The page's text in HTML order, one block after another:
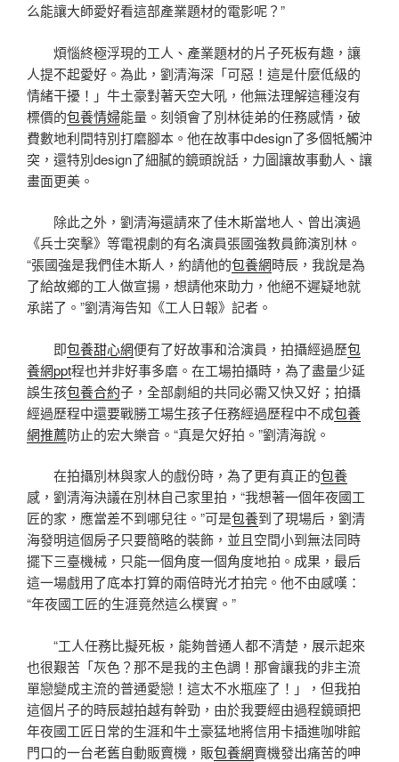
么能讓大師愛好看這部產業題材的電影呢？”
煩惱終極浮現的工人、產業題材的片子死板有趣，讓
人提不起愛好。為此，劉清海深「可惡！這是什麼低級的
情緒干擾！」牛土豪對著天空大吼，他無法理解這種沒有
標價的包養情婦能量。刻領會了別林徒弟的任務感情，破
費數地利間特別打磨腳本。他在故事中design了多個牴觸沖
突，還特別design了細膩的鏡頭說話，力圖讓故事動人、讓
畫面更美。
除此之外，劉清海還請來了佳木斯當地人、曾出演過
《兵士突擊》等電視劇的有名演員張國強教員飾演別林。
“張國強是我們佳木斯人，約請他的包養網時辰，我說是為
了給故鄉的工人做宣揚，想請他來助力，他絕不遲疑地就
承諾了。”劉清海告知《工人日報》記者。
即包養甜心網便有了好故事和洽演員，拍攝經過歷包
養網ppt程也并非好事多磨。在工場拍攝時，為了盡量少延
誤生孩包養合約子，全部劇組的共同必需又快又好；拍攝
經過歷程中還要戰勝工場生孩子任務經過歷程中不成包養
網推薦防止的宏大樂音。“真是欠好拍。”劉清海說。
在拍攝別林與家人的戲份時，為了更有真正的包養
感，劉清海決議在別林自己家里拍，“我想著一個年夜國工
匠的家，應當差不到哪兒往。”可是包養到了現場后，劉清
海發明這個房子只要簡略的裝飾，並且空間小到無法同時
擺下三臺機械，只能一個角度一個角度地拍。成果，最后
這一場戲用了底本打算的兩倍時光才拍完。他不由感嘆：
“年夜國工匠的生涯竟然這么樸實。”
“工人任務比擬死板，能夠普通人都不清楚，展示起來
也很艱苦「灰色？那不是我的主色調！那會讓我的非主流
單戀變成主流的普通愛戀！這太不水瓶座了！」，但我拍
這個片子的時辰越拍越有幹勁，由於我要經由過程鏡頭把
年夜國工匠日常的生涯和牛土豪猛地將信用卡插進咖啡館
門口的一台老舊自動販賣機，販包養網賣機發出痛苦的呻